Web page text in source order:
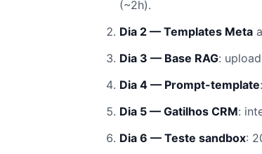
(~2h).
Dia 2 — Templates Meta
Dia 3 — Base RAG:
Dia 4 — Prompt-template
Dia 5 — Gatilhos CRM:
Dia 6 — Teste sandbox: